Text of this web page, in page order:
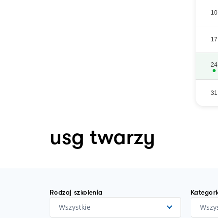
10
17
24
31
usg twarzy
Rodzaj szkolenia
Wszystkie